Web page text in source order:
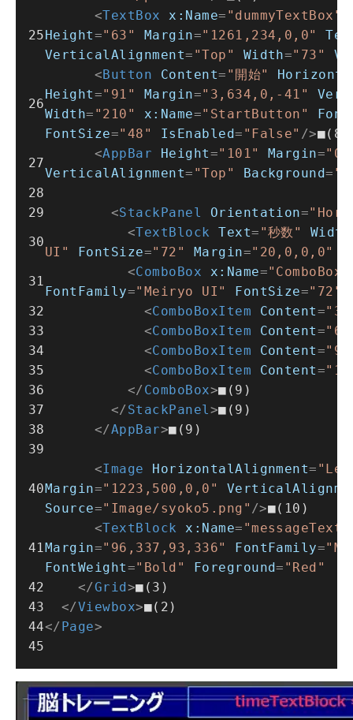
<TextBox x:Name= "dummyTextBox"
Height="63" Margin="1261,234,0,0"
VerticalAlignment= "Top" Width="73"
<Button Content= "開始"
Height="91" Margin="3,634,0,-41"
Width= "210" x:Name="StartButton"
FontSize="48" IsEnabled= "False" />■(8)
<AppBar Height="101" Margin=
VerticalAlignment= "Top" Background=
<StackPanel Orientation=
<TextBlock Text= "秒数" Width
UI"
FontSize="72" Margin="20,0,0,0"
<ComboBox x:Name=
FontFamily="Meiryo UI" FontSize="72"
<ComboBoxItem Content=
<ComboBoxItem Content=
<ComboBoxItem Content=
<ComboBoxItem Content=
</ComboBox>■(9)
</StackPanel>■(9)
</AppBar>■(9)
<Image HorizontalAlignment=
Margin="1223,500,0,0"
Source="Image/syoko5.png" />■(10)
<TextBlock x:Name=
Margin="96,337,93,336" FontFamily=
FontWeight="Bold" Foreground= "Red"
</Grid>■(3)
</Viewbox>■(2)
</Page>